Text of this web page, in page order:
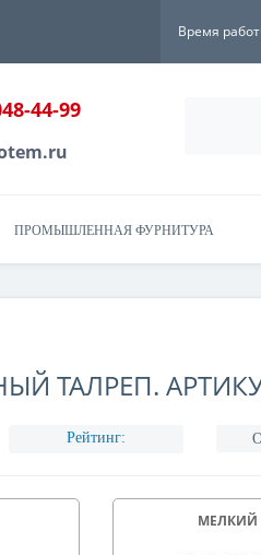
Время
44-99
ПРОМЫШЛЕННАЯ ФУРНИТУРА
ТАЛРЕП.
Рейтинг:
МЕЛКИЙ